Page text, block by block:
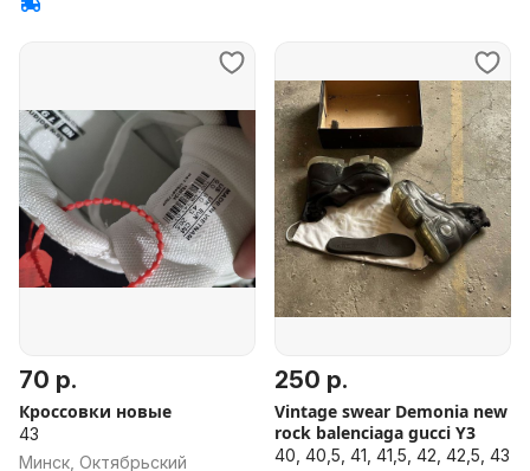
70 р.
Кроссовки новые
43
Минск, Октябрьский
250 р.
Vintage swear Demonia new
rock balenciaga gucci Y3
40, 40,5, 41, 41,5, 42, 42,5, 43